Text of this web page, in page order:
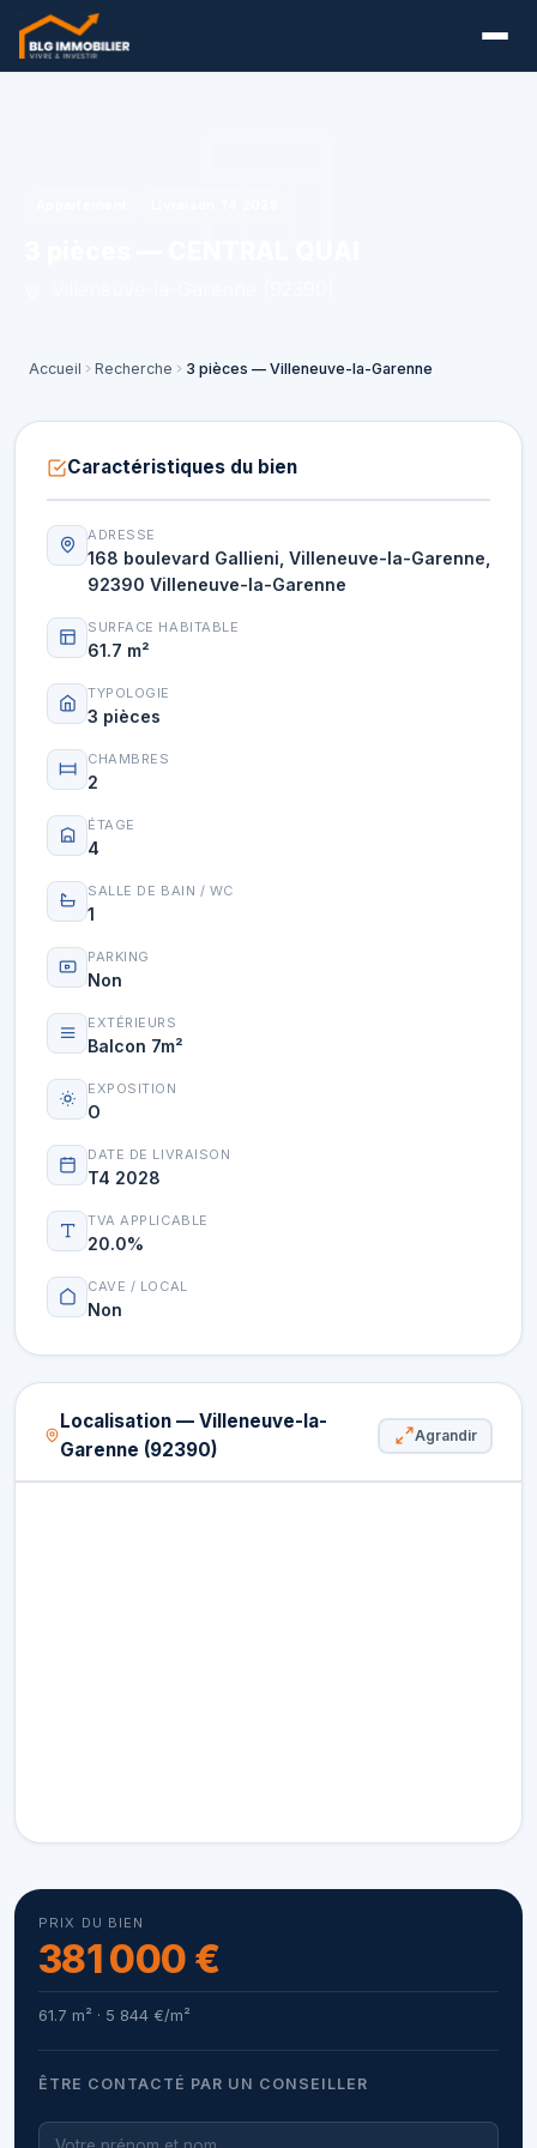
Accueil Recherche 3 pièces — Villeneuve-la-Garenne
Caractéristiques du bien
ADRESSE
168 boulevard Gallieni, Villeneuve-la-Garenne,
92390 Villeneuve-la-Garenne
SURFACE HABITABLE
61.7 m²
TYPOLOGIE
3 pièces
CHAMBRES
2
ÉTAGE
4
SALLE DE BAIN / WC
1
PARKING
Non
EXTÉRIEURS
Balcon 7m²
EXPOSITION
O
DATE DE LIVRAISON
T4 2028
TVA APPLICABLE
20.0%
CAVE / LOCAL
Non
Localisation — Villeneuve-la-
Garenne (92390)
Agrandir
PRIX DU BIEN
381 000 €
61.7 m² · 5 844 €/m²
ÊTRE CONTACTÉ PAR UN CONSEILLER